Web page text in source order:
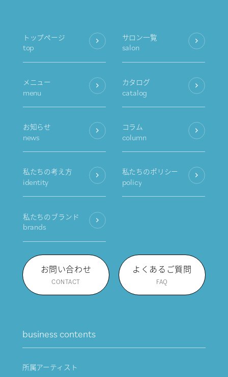
トップページ
top
サロン一覧
salon
メニュー
menu
カタログ
catalog
お知らせ
news
コラム
column
私たちの考え方
identity
私たちのポリシー
policy
私たちのブランド
brands
お問い合わせ
CONTACT
よくあるご質問
FAQ
business contents
所属アーティスト